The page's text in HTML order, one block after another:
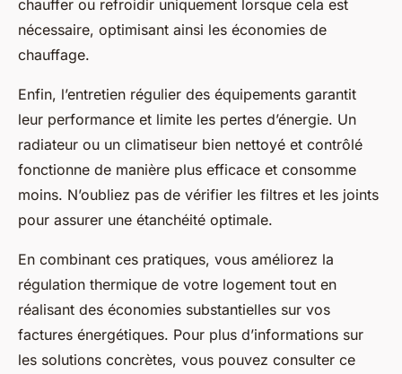
chauffer ou refroidir uniquement lorsque cela est
nécessaire, optimisant ainsi les économies de
chauffage.
Enfin, l’entretien régulier des équipements garantit
leur performance et limite les pertes d’énergie. Un
radiateur ou un climatiseur bien nettoyé et contrôlé
fonctionne de manière plus efficace et consomme
moins. N’oubliez pas de vérifier les filtres et les joints
pour assurer une étanchéité optimale.
En combinant ces pratiques, vous améliorez la
régulation thermique de votre logement tout en
réalisant des économies substantielles sur vos
factures énergétiques. Pour plus d’informations sur
les solutions concrètes, vous pouvez consulter ce